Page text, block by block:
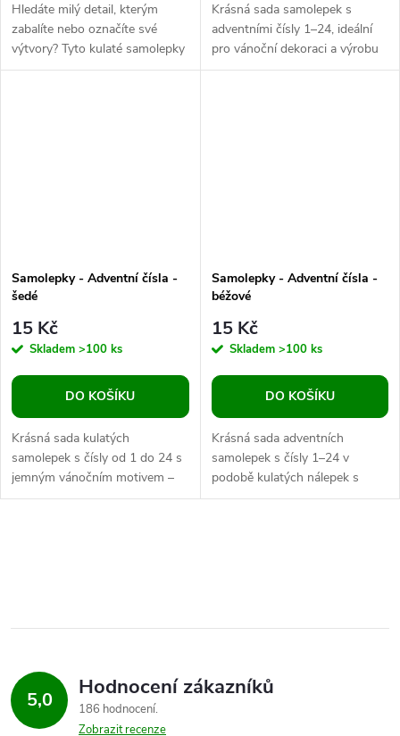
Hledáte milý detail, kterým
zabalíte nebo označíte své
výtvory? Tyto kulaté samolepky
s nápisem „hand made“ a
Krásná sada samolepek s
adventními čísly 1–24, ideální
pro vánoční dekoraci a výrobu
vlastních adventních kalendářů.
Samolepky - Adventní čísla -
šedé
15 Kč
Skladem >100 ks
DO KOŠÍKU
Krásná sada kulatých
samolepek s čísly od 1 do 24 s
jemným vánočním motivem –
ideální k dozdobení adventních
Samolepky - Adventní čísla -
béžové
15 Kč
Skladem >100 ks
DO KOŠÍKU
Krásná sada adventních
samolepek s čísly 1–24 v
podobě kulatých nálepek s
jemným vánočním motivem.
l
d 5,0 Hodnocení zákazníků
186 hodnocení
Zobrazit recenze